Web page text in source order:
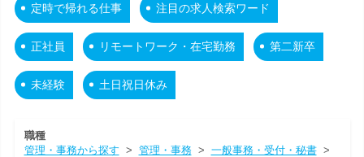
定時で帰れる仕事 注目の求人検索ワード
正社員 リモートワーク・在宅勤務 第二新卒
未経験 土日祝日休み
職種
管理・事務から探す > 管理・事務> 一般事務・受付・秘書>